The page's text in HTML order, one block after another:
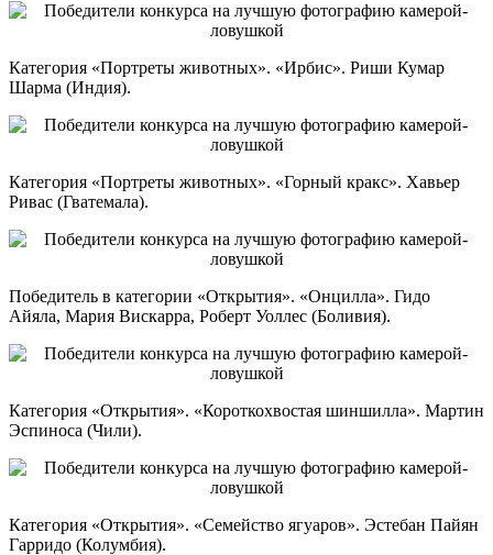
Категория «Портреты животных». «Ирбис». Риши Кумар
Шарма (Индия).
Категория «Портреты животных». «Горный кракс». Хавьер
Ривас (Гватемала).
Победитель в категории «Открытия». «Онцилла». Гидо
Айяла, Мария Вискарра, Роберт Уоллес (Боливия).
Категория «Открытия». «Короткохвостая шиншилла». Мартин
Эспиноса (Чили).
Категория «Открытия». «Семейство ягуаров». Эстебан Пайян
Гарридо (Колумбия).